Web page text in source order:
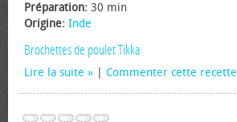
Préparation: 30 min
Origine: Inde
Brochettes de poulet Tikka
Lire la suite Commenter cette recette